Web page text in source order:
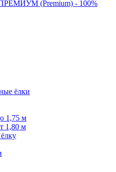
(Premium) - 100%
ёлки
1,75 м
1,80 м